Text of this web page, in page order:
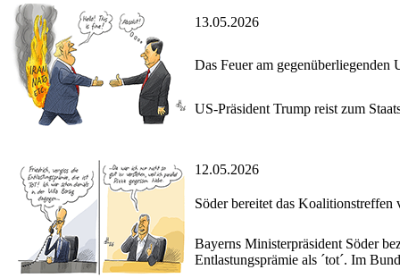
13.05.2026
Das Feuer am gegenüberliegenden
US-Präsident Trump reist zum
12.05.2026
Söder bereitet das Koalitionstreffen
Bayerns Ministerpräsident Söder
Entlastungsprämie als ´tot´. Im